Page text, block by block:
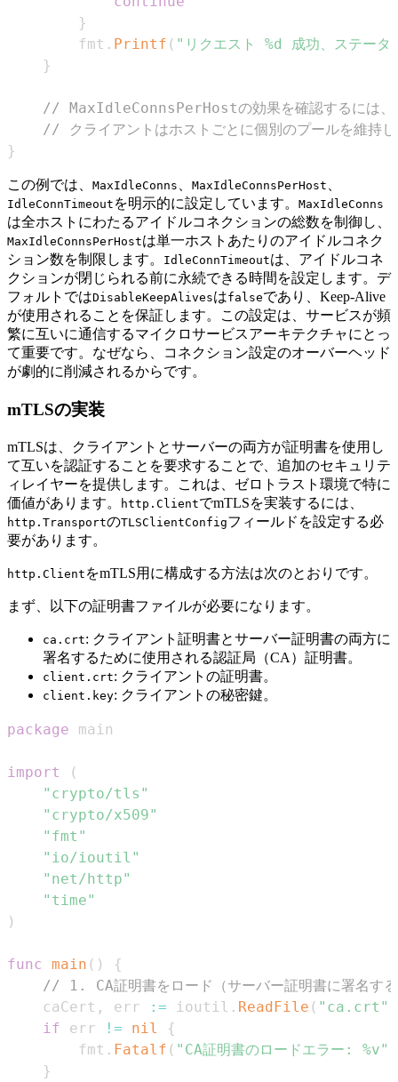
}
		fmt
. Printf ( "リクエスト %d 成功、ステー
}
// MaxIdleConnsPerHostの効果を確認するには、
// クライアントはホストごとに個別のプールを維持
}
この例では、 MaxIdleConns MaxIdleConnsPerHost
IdleConnTimeout を明示的に設定しています。 MaxIdleConns
は全ホストにわたるアイドルコネクションの総数を制御し、
MaxIdleConnsPerHostは単一ホストあたりのアイドルコネク
ション数を制限します。
IdleConnTimeoutは、アイドルコネ
クションが閉じられる前に永続できる時間を設定します。デ
フォルトではDisableKeepAlivesはfalseであり、Keep-Alive
が使用されることを保証します。この設定は、サービスが頻
繁に互いに通信するマイクロサービスアーキテクチャにとっ
て重要です。なぜなら、コネクション設定のオーバーヘッド
が劇的に削減されるからです。
mTLSの実装
mTLSは、クライアントとサーバーの両方が証明書を使用し
て互いを認証することを要求することで、追加のセキュリテ
ィレイヤーを提供します。これは、ゼロトラスト環境で特に
価値があります。
http.ClientでmTLSを実装するには、
http.TransportのTLSClientConfigフィールドを設定する必
要があります。
http.Client をmTLS用に構成する方法は次のとおりです。
まず、以下の証明書ファイルが必要になります。
ca.crt: クライアント証明書とサーバー証明書の両方に
署名するために使用される認証局（CA）証明書。
client.crt: クライアントの証明書。
client.key: クライアントの秘密鍵。
package
import
(
"crypto/tls"
"crypto/x509"
"fmt"
"io/ioutil"
"net/http"
"time"
)
func main ( )
{
// 1. CA証明書をロード（サーバー証明書に署名す
	caCert
, err := ioutil . ReadFile ( "ca.crt"
if err != nil
{
		fmt
. Fatalf ( "CA証明書のロードエラー: %v"
}